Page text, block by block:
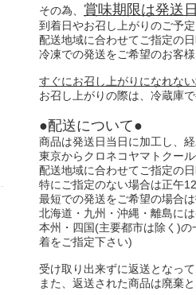
その為、 賞味期限は発送
到着日やお召し上がりのご予定
配送地域に合わせてご指定の
冷凍での発送をご希望のお客
すぐにお召し上がりになれな
お召し上がりの際は、冷蔵庫
●配送について●
商品は発送日当日に加工し、経
東京からクロネコヤマトクー
配送地域に合わせてご指定の
特にご指定のない場合は正午
最短での発送をご希望の場合
北海道・九州・沖縄・離島に
本州・四国(主要都市は除く)
着をご指定下さい)
受け取り出来ずに返送となっ
また、返送された商品は廃棄